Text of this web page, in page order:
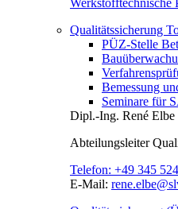
Werkstofftechnische
Qualitätssicherung
PÜZ-Stelle
Bemessung
Seminare für
Dipl.-Ing. René Elbe
Abteilungsleiter
Telefon: +49 345
E-Mail: